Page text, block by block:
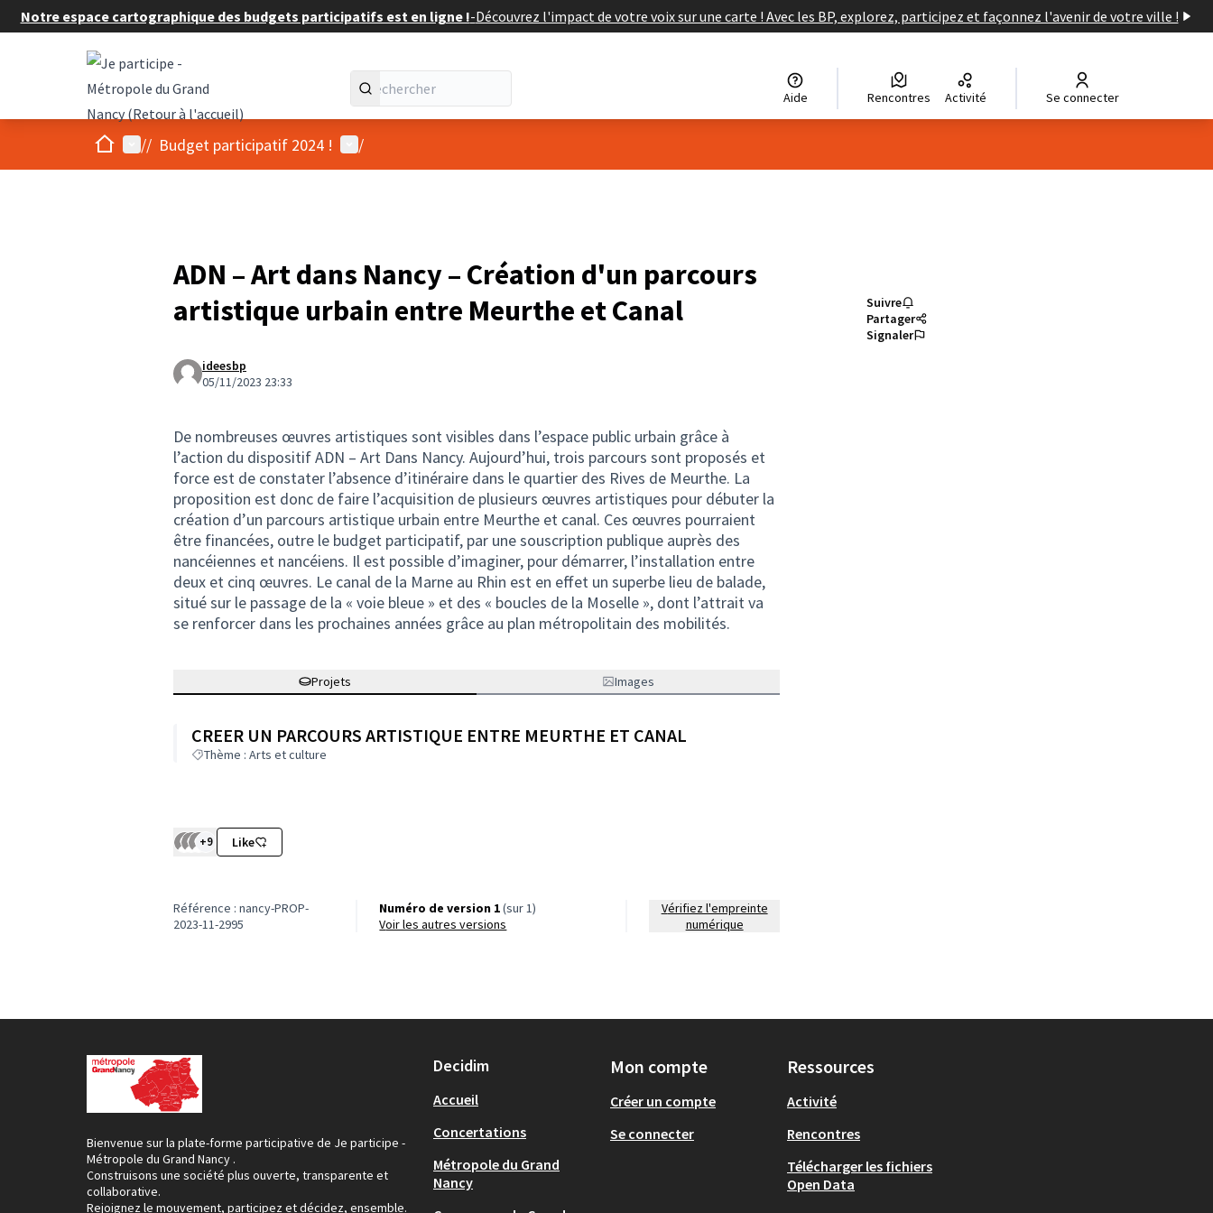
Notre espace cartographique des budgets participatifs est en ligne !-Découvrez l'impact de votre voix sur une carte ! Avec les BP, explorez, participez et façonnez l'avenir de votre ville !
Aide Rencontres Activité Se connecter
AccueilMenu principal
// Budget participatif 2024 ! Menu utilisateur
/
ADN – Art dans Nancy – Création d'un parcours
artistique urbain entre Meurthe et Canal
ideesbp
05/11/2023 23:33
De nombreuses œuvres artistiques sont visibles dans l’espace public urbain grâce à
l’action du dispositif ADN – Art Dans Nancy. Aujourd’hui, trois parcours sont proposés et
force est de constater l’absence d’itinéraire dans le quartier des Rives de Meurthe. La
proposition est donc de faire l’acquisition de plusieurs œuvres artistiques pour débuter la
création d’un parcours artistique urbain entre Meurthe et canal. Ces œuvres pourraient
être financées, outre le budget participatif, par une souscription publique auprès des
nancéiennes et nancéiens. Il est possible d’imaginer, pour démarrer, l’installation entre
deux et cinq œuvres. Le canal de la Marne au Rhin est en effet un superbe lieu de balade,
situé sur le passage de la « voie bleue » et des « boucles de la Moselle », dont l’attrait va
se renforcer dans les prochaines années grâce au plan métropolitain des mobilités.
Projets Images
CREER UN PARCOURS ARTISTIQUE ENTRE MEURTHE ET CANAL
Thème : Arts et culture
+9 Like
Suivre
Partager
Signaler
Référence : nancy-PROP-
2023-11-2995
Numéro de version 1(sur 1)
voir les autres versions
Vérifiez l'empreinte
numérique
Bienvenue sur la plate-forme participative de Je participe -
Métropole du Grand Nancy .
Construisons une société plus ouverte, transparente et
collaborative.
Rejoignez le mouvement, participez et décidez, ensemble.
Decidim
Accueil
Concertations
Métropole du Grand
Nancy
Mon compte
Créer un compte
Se connecter
Ressources
Activité
Rencontres
Télécharger les fichiers
Open Data